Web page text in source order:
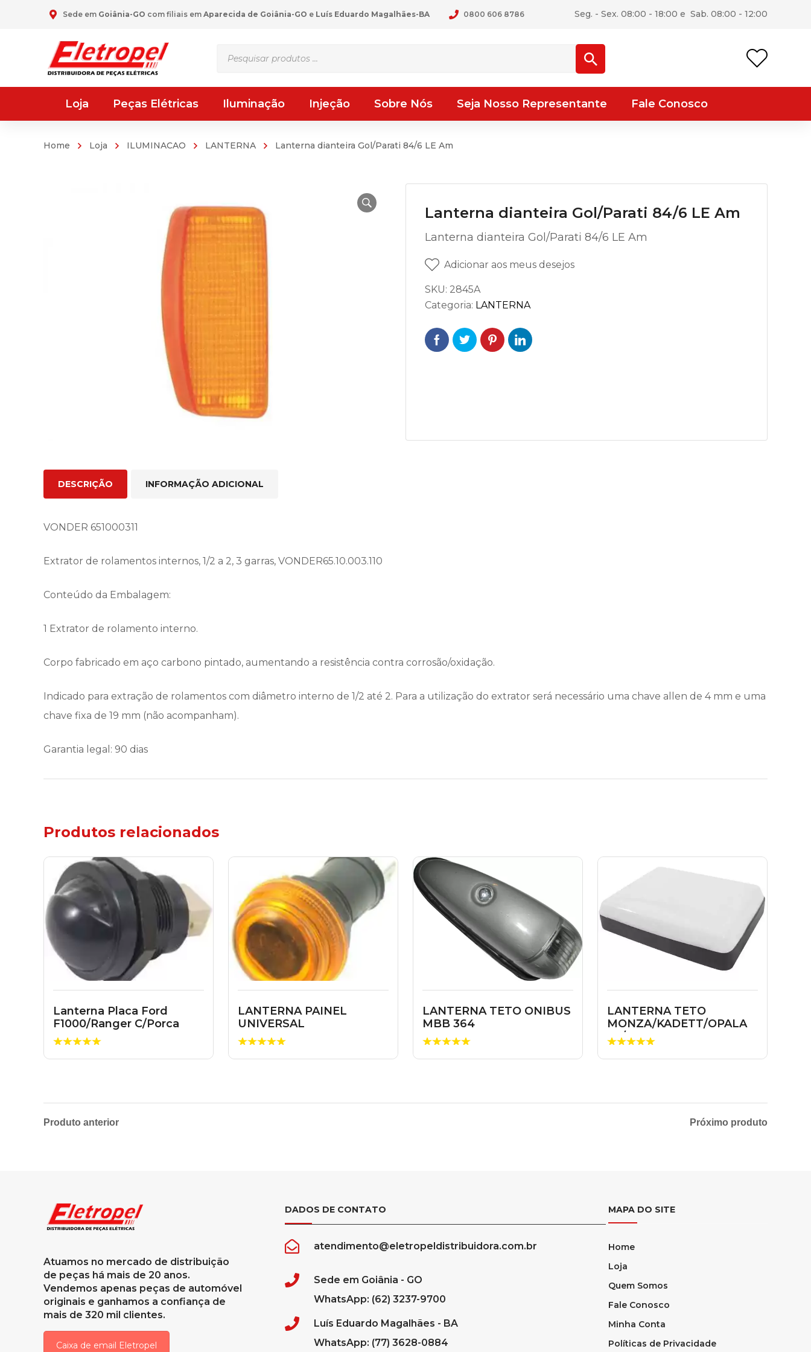
Sede em Goiânia-GO com filiais em Aparecida de Goiânia-GO e Luís Eduardo Magalhães-BA 0800 606 8786 Seg. - Sex. 08:00 - 18:00 e Sab. 08:00 - 12:00
Loja Peças Elétricas Iluminação Injeção Sobre Nós Seja Nosso Representante Fale Conosco
Home Loja ILUMINACAO LANTERNA Lanterna dianteira Gol/Parati 84/6 LE Am
Lanterna dianteira Gol/Parati 84/6 LE Am
Lanterna dianteira Gol/Parati 84/6 LE Am
Adicionar aos meus desejos
SKU: 2845A
Categoria: LANTERNA
DESCRIÇÃO INFORMAÇÃO ADICIONAL
VONDER 651000311
Extrator de rolamentos internos, 1/2 a 2, 3 garras, VONDER65.10.003.110
Conteúdo da Embalagem:
1 Extrator de rolamento interno.
Corpo fabricado em aço carbono pintado, aumentando a resistência contra corrosão/oxidação.
Indicado para extração de rolamentos com diâmetro interno de 1/2 até 2. Para a utilização do extrator será necessário uma chave allen de 4 mm e uma
chave fixa de 19 mm (não acompanham).
Garantia legal: 90 dias
Produtos relacionados
Lanterna Placa Ford
F1000/Ranger C/Porca
LS294C
LANTERNA PAINEL
UNIVERSAL
LANTERNA TETO ONIBUS
MBB 364
LANTERNA TETO
MONZA/KADETT/OPALA
86/…
Produto anterior Próximo produto
Atuamos no mercado de distribuição
de peças há mais de 20 anos.
Vendemos apenas peças de automóvel
originais e ganhamos a confiança de
mais de 320 mil clientes.
Caixa de email Eletropel
DADOS DE CONTATO
atendimento@eletropeldistribuidora.com.br
Sede em Goiânia - GO
WhatsApp: (62) 3237-9700
Luís Eduardo Magalhães - BA
WhatsApp: (77) 3628-0884
MAPA DO SITE
Home
Loja
Quem Somos
Fale Conosco
Minha Conta
Políticas de Privacidade